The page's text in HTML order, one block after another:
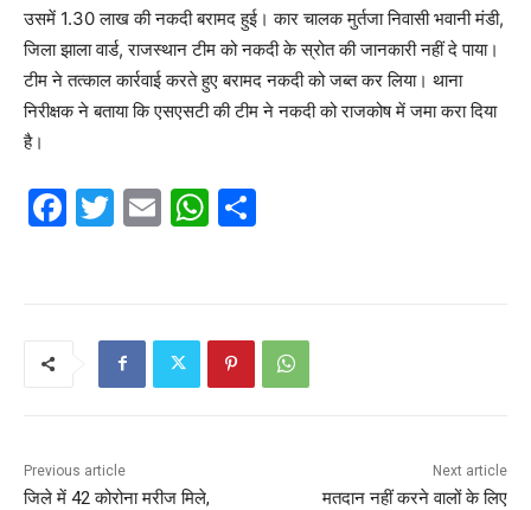
उसमें 1.30 लाख की नकदी बरामद हुई। कार चालक मुर्तजा निवासी भवानी मंडी,
जिला झाला वार्ड, राजस्थान टीम को नकदी के स्रोत की जानकारी नहीं दे पाया।
टीम ने तत्काल कार्रवाई करते हुए बरामद नकदी को जब्त कर लिया। थाना
निरीक्षक ने बताया कि एसएसटी की टीम ने नकदी को राजकोष में जमा करा दिया
है।
F
k
T
E
W
A
p
Previous article
जिले में 42 कोरोना मरीज मिले,
Next article
मतदान नहीं करने वालों के लिए